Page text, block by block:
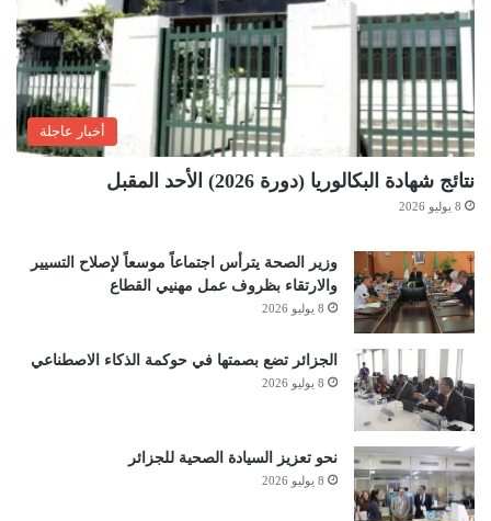
أخبار عاجلة
نتائج شهادة البكالوريا (دورة 2026) الأحد المقبل
8 يوليو 2026
وزير الصحة يترأس اجتماعاً موسعاً لإصلاح التسيير
والارتقاء بظروف عمل مهنيي القطاع
8 يوليو 2026
الجزائر تضع بصمتها في حوكمة الذكاء الاصطناعي
8 يوليو 2026
نحو تعزيز السيادة الصحية للجزائر
8 يوليو 2026